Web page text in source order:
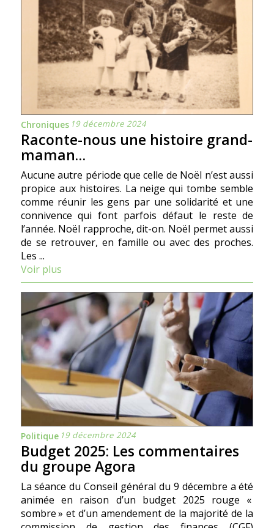
Chroniques 19 décembre 2024
Raconte-nous une histoire grand-
maman…
Aucune autre période que celle de Noël n’est aussi
propice aux histoires. La neige qui tombe semble
comme réunir les gens par une solidarité et une
connivence qui font parfois défaut le reste de
l’année. Noël rapproche, dit-on. Noël permet aussi
de se retrouver, en famille ou avec des proches.
Les ...
Voir plus
Politique 19 décembre 2024
Budget 2025: Les commentaires
du groupe Agora
La séance du Conseil général du 9 décembre a été
animée en raison d’un budget 2025 rouge «
sombre » et d’un amendement de la majorité de la